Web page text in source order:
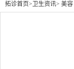
拓诊首页> 卫生资讯> 美容